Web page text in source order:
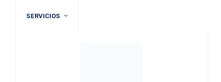
SERVICIOS